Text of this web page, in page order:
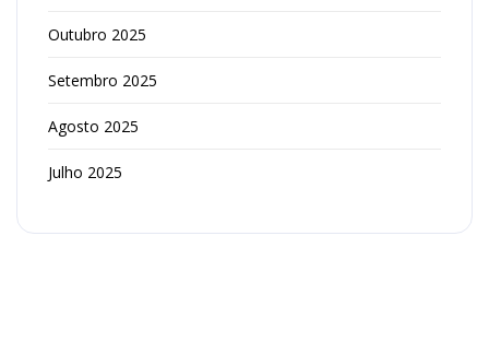
Outubro 2025
Setembro 2025
Agosto 2025
Julho 2025